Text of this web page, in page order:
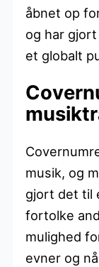
åbnet op
og har
et globalt
musik, og
gjort det til
fortolke
mulighed
evner og